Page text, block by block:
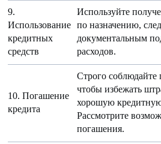
9.
Использование
кредитных
средств
Используйте
по назначению,
документальным
расходов.
10. Погашение
кредита
Строго соблюдайте
чтобы избежать
хорошую
Рассмотрите
погашения.